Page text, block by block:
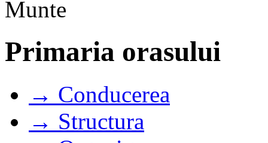
Primaria orasului
→ Conducerea
→ Structura